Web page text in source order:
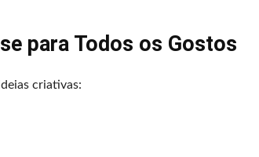
para Todos os Gostos
criativas: